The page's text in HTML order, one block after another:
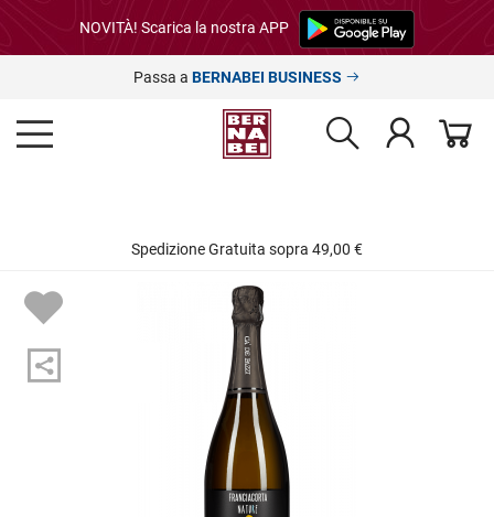
NOVITÀ! Scarica la nostra APP
Passa a BERNABEI BUSINESS
Spedizione Gratuita sopra 49,00 €